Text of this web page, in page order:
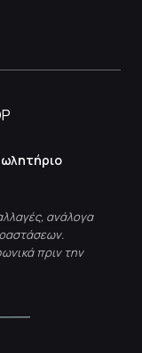
ανάλογα
πριν την